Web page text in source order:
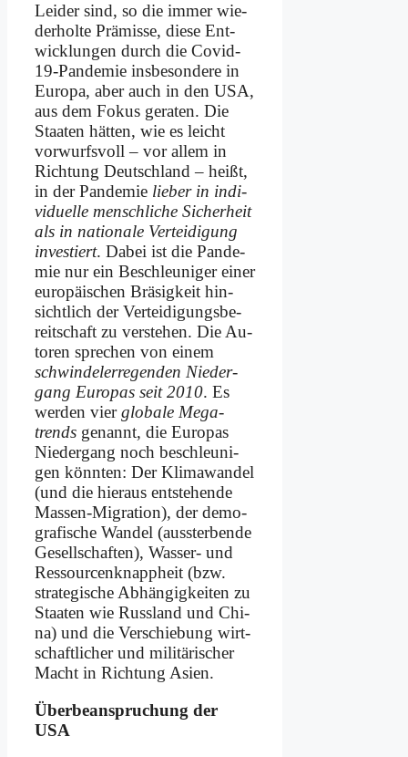
Lei­der sind, so die im­mer wie­
der­hol­te Prä­mis­se, die­se Ent­
wick­lun­gen durch die Co­vid-
19-Pan­de­mie ins­be­son­de­re in
Eu­ro­pa, aber auch in den USA,
aus dem Fo­kus ge­ra­ten. Die
Staa­ten hät­ten, wie es leicht
vor­wurfs­voll – vor al­lem in
Rich­tung Deutsch­land – heißt,
in der Pan­de­mie lie­ber in in­di­
vi­du­el­le mensch­li­che Si­cher­heit
als in na­tio­na­le Ver­tei­di­gung
in­ve­stiert. Da­bei ist die Pan­de­
mie nur ein Be­schleu­ni­ger ei­ner
eu­ro­päi­schen Brä­sig­keit hin­
sicht­lich der Ver­tei­di­gungs­be­
reit­schaft zu ver­ste­hen. Die Au­
toren spre­chen von ei­nem
schwin­del­erre­gen­den Nie­der­
gang Eu­ro­pas seit 2010. Es
wer­den vierglo­ba­le Me­ga­
trends ge­nannt, die Eu­ro­pas
Nie­der­gang noch be­schleu­ni­
gen könn­ten: Der Kli­ma­wan­del
(und die hier­aus ent­ste­hen­de
Mas­sen-Mi­gra­ti­on), der de­mo­
gra­fi­sche Wan­del (aus­ster­ben­de
Ge­sell­schaf­ten), Was­ser- und
Res­sour­cen­knapp­heit (bzw.
stra­te­gi­sche Ab­hän­gig­kei­ten zu
Staa­ten wie Russ­land und Chi­
na) und die Ver­schie­bung wirt­
schaft­li­cher und mi­li­tä­ri­scher
Macht in Rich­tung Asi­en.
Über­be­an­spru­chung der
USA